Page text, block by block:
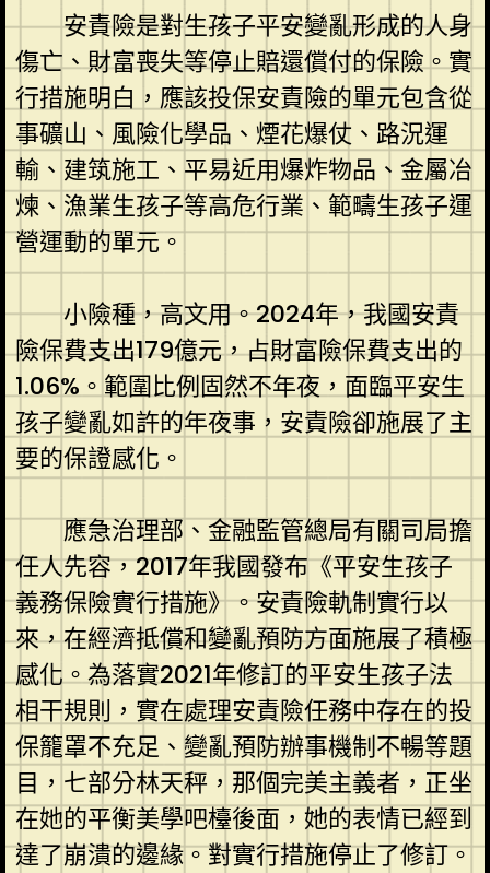
安責險是對生孩子平安變亂形成的人身
傷亡、財富喪失等停止賠還償付的保險。實
行措施明白，應該投保安責險的單元包含從
事礦山、風險化學品、煙花爆仗、路況運
輸、建筑施工、平易近用爆炸物品、金屬冶
煉、漁業生孩子等高危行業、範疇生孩子運
營運動的單元。
小險種，高文用。2024年，我國安責
險保費支出179億元，占財富險保費支出的
1.06%。範圍比例固然不年夜，面臨平安生
孩子變亂如許的年夜事，安責險卻施展了主
要的保證感化。
應急治理部、金融監管總局有關司局擔
任人先容，2017年我國發布《平安生孩子
義務保險實行措施》。安責險軌制實行以
來，在經濟抵償和變亂預防方面施展了積極
感化。為落實2021年修訂的平安生孩子法
相干規則，實在處理安責險任務中存在的投
保籠罩不充足、變亂預防辦事機制不暢等題
目，七部分林天秤，那個完美主義者，正坐
在她的平衡美學吧檯後面，她的表情已經到
達了崩潰的邊緣。對實行措施停止了修訂。